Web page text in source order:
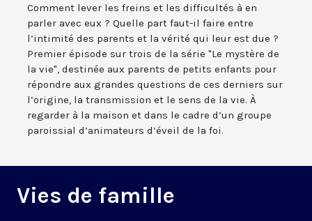
Comment lever les freins et les difficultés à en
parler avec eux ? Quelle part faut-il faire entre
l’intimité des parents et la vérité qui leur est due ?
Premier épisode sur trois de la série "Le mystère de
la vie", destinée aux parents de petits enfants pour
répondre aux grandes questions de ces derniers sur
l’origine, la transmission et le sens de la vie. À
regarder à la maison et dans le cadre d’un groupe
paroissial d’animateurs d’éveil de la foi.
Vies de famille